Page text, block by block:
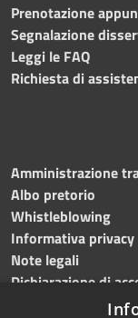
Prenotazione
Segnalazione
Leggi le FAQ
Richiesta di
Amministrazione
Albo pretorio
Whistleblowing
Informativa privacy
Note legali
Dichiarazione di